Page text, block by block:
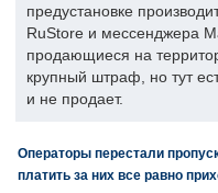
предустановке
RuStore и мессенджера
продающиеся на
крупный штраф, но тут
и не продает.
Операторы перестали
платить за них все равно